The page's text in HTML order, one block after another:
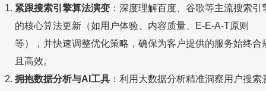
紧跟搜索引擎算法演变 ：深度理解百度、谷歌等主流搜索引
的核心算法更新（如用户体验、内容质量、E-E-A-T原则
等），并快速调整优化策略，确保为客户提供的服务始终合
且高效。
拥抱数据分析与AI工具 ：利用大数据分析精准洞察用户搜索